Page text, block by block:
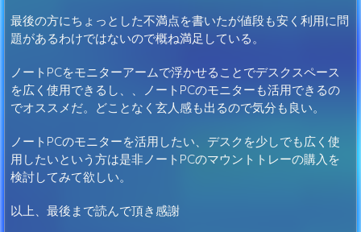
最後の方にちょっとした不満点を書いたが値段も安く利用に問
題があるわけではないので概ね満足している。
ノートPCをモニターアームで浮かせることでデスクスペース
を広く使用できるし、、ノートPCのモニターも活用できるの
でオススメだ。どことなく玄人感も出るので気分も良い。
ノートPCのモニターを活用したい、デスクを少しでも広く使
用したいという方は是非ノートPCのマウントトレーの購入を
検討してみて欲しい。
以上、最後まで読んで頂き感謝